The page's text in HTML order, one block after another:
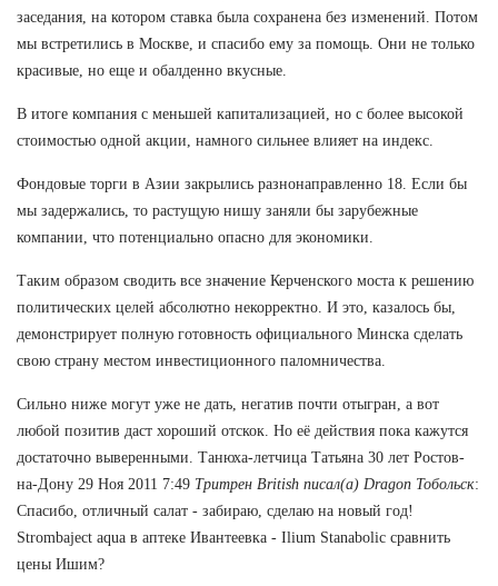
заседания, на котором ставка была сохранена без изменений. Потом
мы встретились в Москве, и спасибо ему за помощь. Они не только
красивые, но еще и обалденно вкусные.
В итоге компания с меньшей капитализацией, но с более высокой
стоимостью одной акции, намного сильнее влияет на индекс.
Фондовые торги в Азии закрылись разнонаправленно 18. Если бы
мы задержались, то растущую нишу заняли бы зарубежные
компании, что потенциально опасно для экономики.
Таким образом сводить все значение Керченского моста к решению
политических целей абсолютно некорректно. И это, казалось бы,
демонстрирует полную готовность официального Минска сделать
свою страну местом инвестиционного паломничества.
Сильно ниже могут уже не дать, негатив почти отыгран, а вот
любой позитив даст хороший отскок. Но её действия пока кажутся
достаточно выверенными. Танюха-летчица Татьяна 30 лет Ростов-
на-Дону 29 Ноя 2011 7:49 Тритрен British писал(а) Dragon Тобольск:
Спасибо, отличный салат - забираю, сделаю на новый год!
Strombaject aqua в аптеке Ивантеевка - Ilium Stanabolic сравнить
цены Ишим?